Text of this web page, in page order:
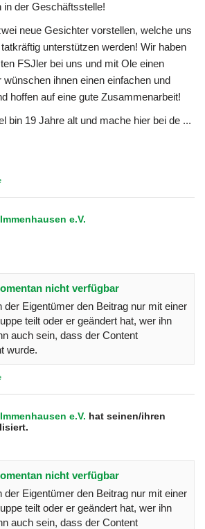
der Geschäftsstelle!
neue Gesichter vorstellen, welche uns
unterstützen werden! Wir haben
FSJler bei uns und mit Ole einen
ihnen einen einfachen und
hoffen auf eine gute Zusammenarbeit!
bin 19 Jahre alt und mache hier bei de ...
e.V.
nicht verfügbar
der Eigentümer den Beitrag nur mit einer
teilt oder er geändert hat, wer ihn
auch sein, dass der Content
wurde.
e.V. hat seinen/ihren
nicht verfügbar
der Eigentümer den Beitrag nur mit einer
teilt oder er geändert hat, wer ihn
auch sein, dass der Content